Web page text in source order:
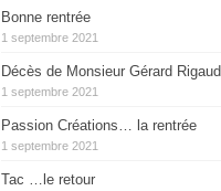
Bonne rentrée
1 septembre 2021
Décès de Monsieur Gérard Rigaud
1 septembre 2021
Passion Créations… la rentrée
1 septembre 2021
Tac …le retour